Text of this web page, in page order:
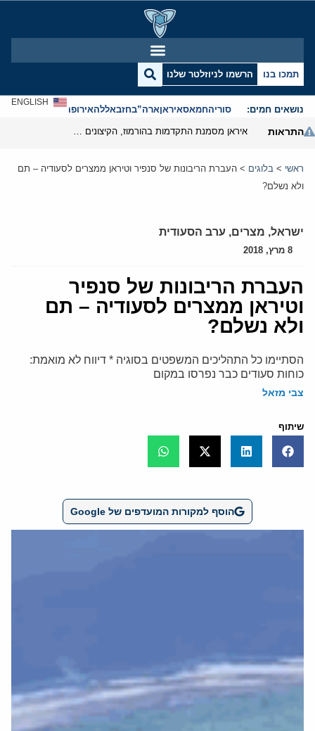
תמכו בנו הרשמו לניוזלטר שלנו
נושאים חמים: סוריהחמאסאיראןארה”בחזבאללהאירופהאנטישמיות
ENGLISH
התראות
ראשי > בלוגים > העברת הריבונות של סנפיר וטיראן ממצרים לסעודיה – תם
ולא נשלם?
ישראל, מצרים, ערב הסעודית
8 מרץ, 2018
העברת הריבונות של סנפיר
וטיראן ממצרים לסעודיה – תם
ולא נשלם?
הסתיימו כל התהליכים המשפטים בסוגיה * דיווח לא מואמת:
כוחות סעודים כבר נפרסו במקום
צבי מזאל
שיתוף
הוסף למקורות המועדפים של Google